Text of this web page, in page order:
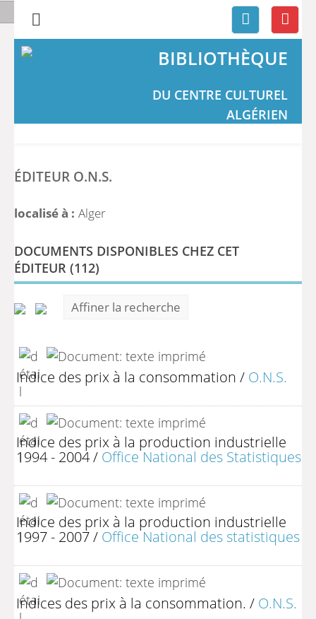
BIBLIOTHÈQUE
DU CENTRE CULTUREL
ALGÉRIEN
ÉDITEUR O.N.S.
localisé à : Alger
DOCUMENTS DISPONIBLES CHEZ CET
ÉDITEUR (112)
Affiner la recherche
Indice des prix à la consommation / O.N.S.
Indice des prix à la production industrielle
1994 - 2004/ Office National des Statistiques
Indice des prix à la production industrielle
1997 - 2007/ Office National des statistiques
Indices des prix à la consommation. / O.N.S.